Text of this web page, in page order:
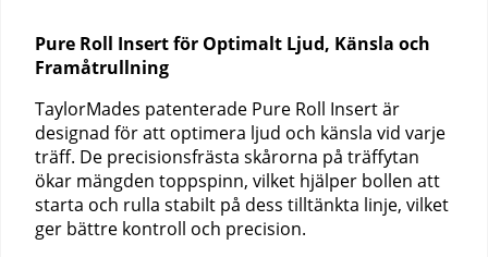
Pure Roll Insert för Optimalt Ljud, Känsla och
Framåtrullning
TaylorMades patenterade Pure Roll Insert är
designad för att optimera ljud och känsla vid varje
träff. De precisionsfrästa skårorna på träffytan
ökar mängden toppspinn, vilket hjälper bollen att
starta och rulla stabilt på dess tilltänkta linje, vilket
ger bättre kontroll och precision.